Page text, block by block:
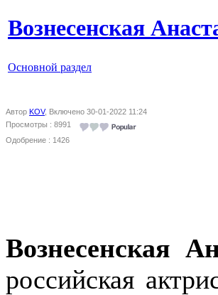
Вознесенская
Основной раздел
Автор KOV, Включено 30-01-2022 11:24
Просмотры : 8991
Одобрение : 1426
Вознесенская
российская